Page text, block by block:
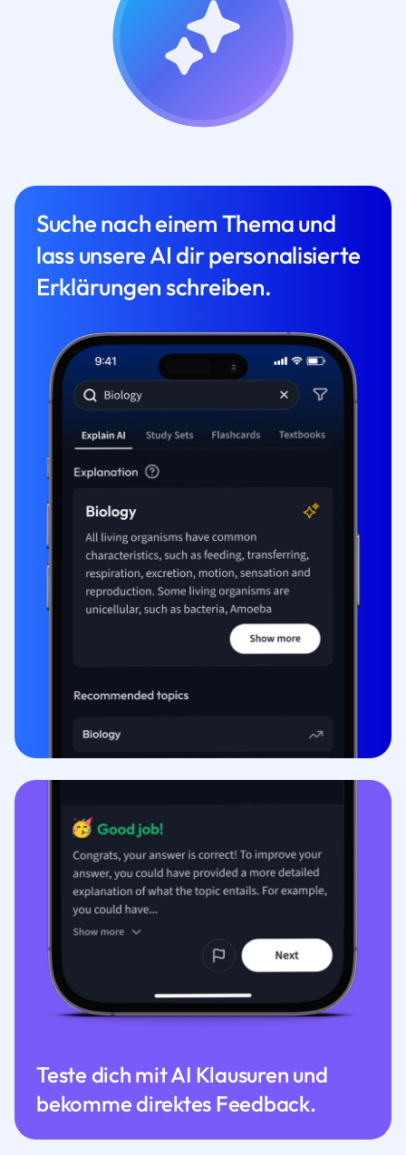
Suche nach einem Thema und
lass unsere AI dir personalisierte
Erklärungen schreiben.
Teste dich mit AI Klausuren und
bekomme direktes Feedback.